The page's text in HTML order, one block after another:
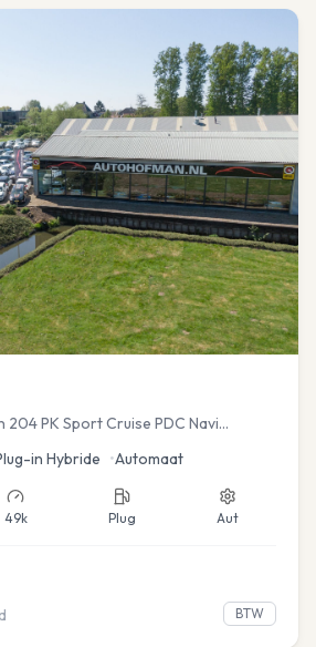
PK Sport Cruise PDC Navi
in Hybride •Automaat
49k Plug Aut
BTW